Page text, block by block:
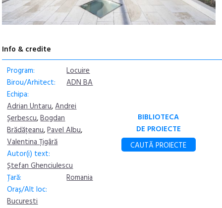
Info & credite
Program:
Locuire
Birou/Arhitect:
ADN BA
Echipa:
Adrian Untaru,Andrei
Șerbescu,Bogdan
Brădățeanu,Pavel Albu,
Valentina Țigâră
Autor(i) text:
Ștefan Ghenciulescu
Țară:
Romania
Oraș/Alt loc:
Bucuresti
BIBLIOTECA
DE PROIECTE
CAUTĂ PROIECTE